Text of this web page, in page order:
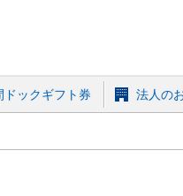
ドックギフト券 法人の